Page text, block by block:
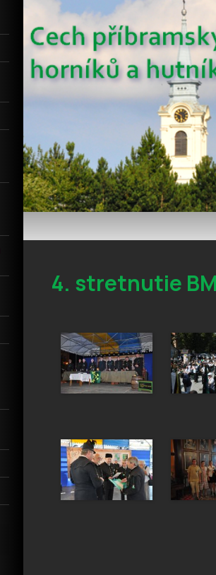
4. stretnutie